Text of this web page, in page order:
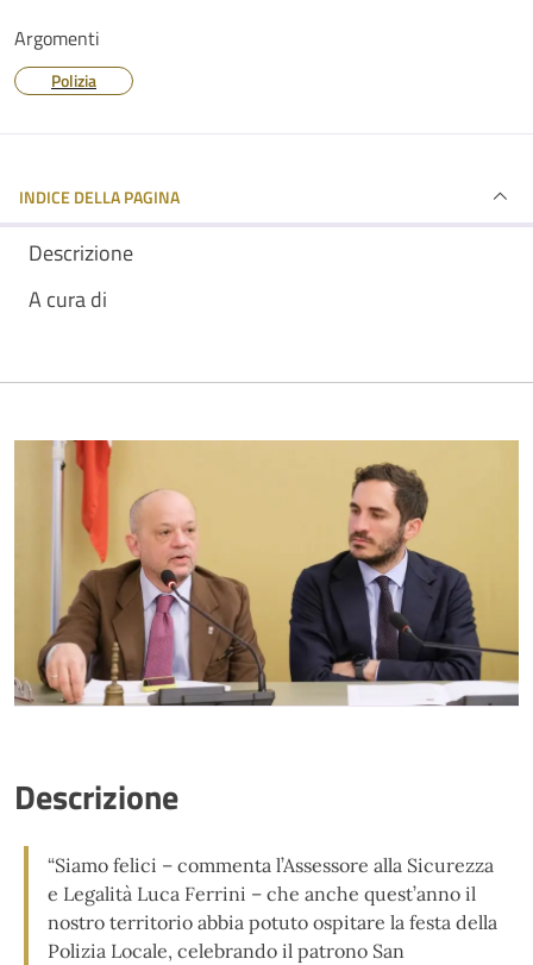
Argomenti
Polizia
INDICE DELLA PAGINA
Descrizione
A cura di
Descrizione
“Siamo felici – commenta l’Assessore alla Sicurezza
e Legalità Luca Ferrini – che anche quest’anno il
nostro territorio abbia potuto ospitare la festa della
Polizia Locale, celebrando il patrono San